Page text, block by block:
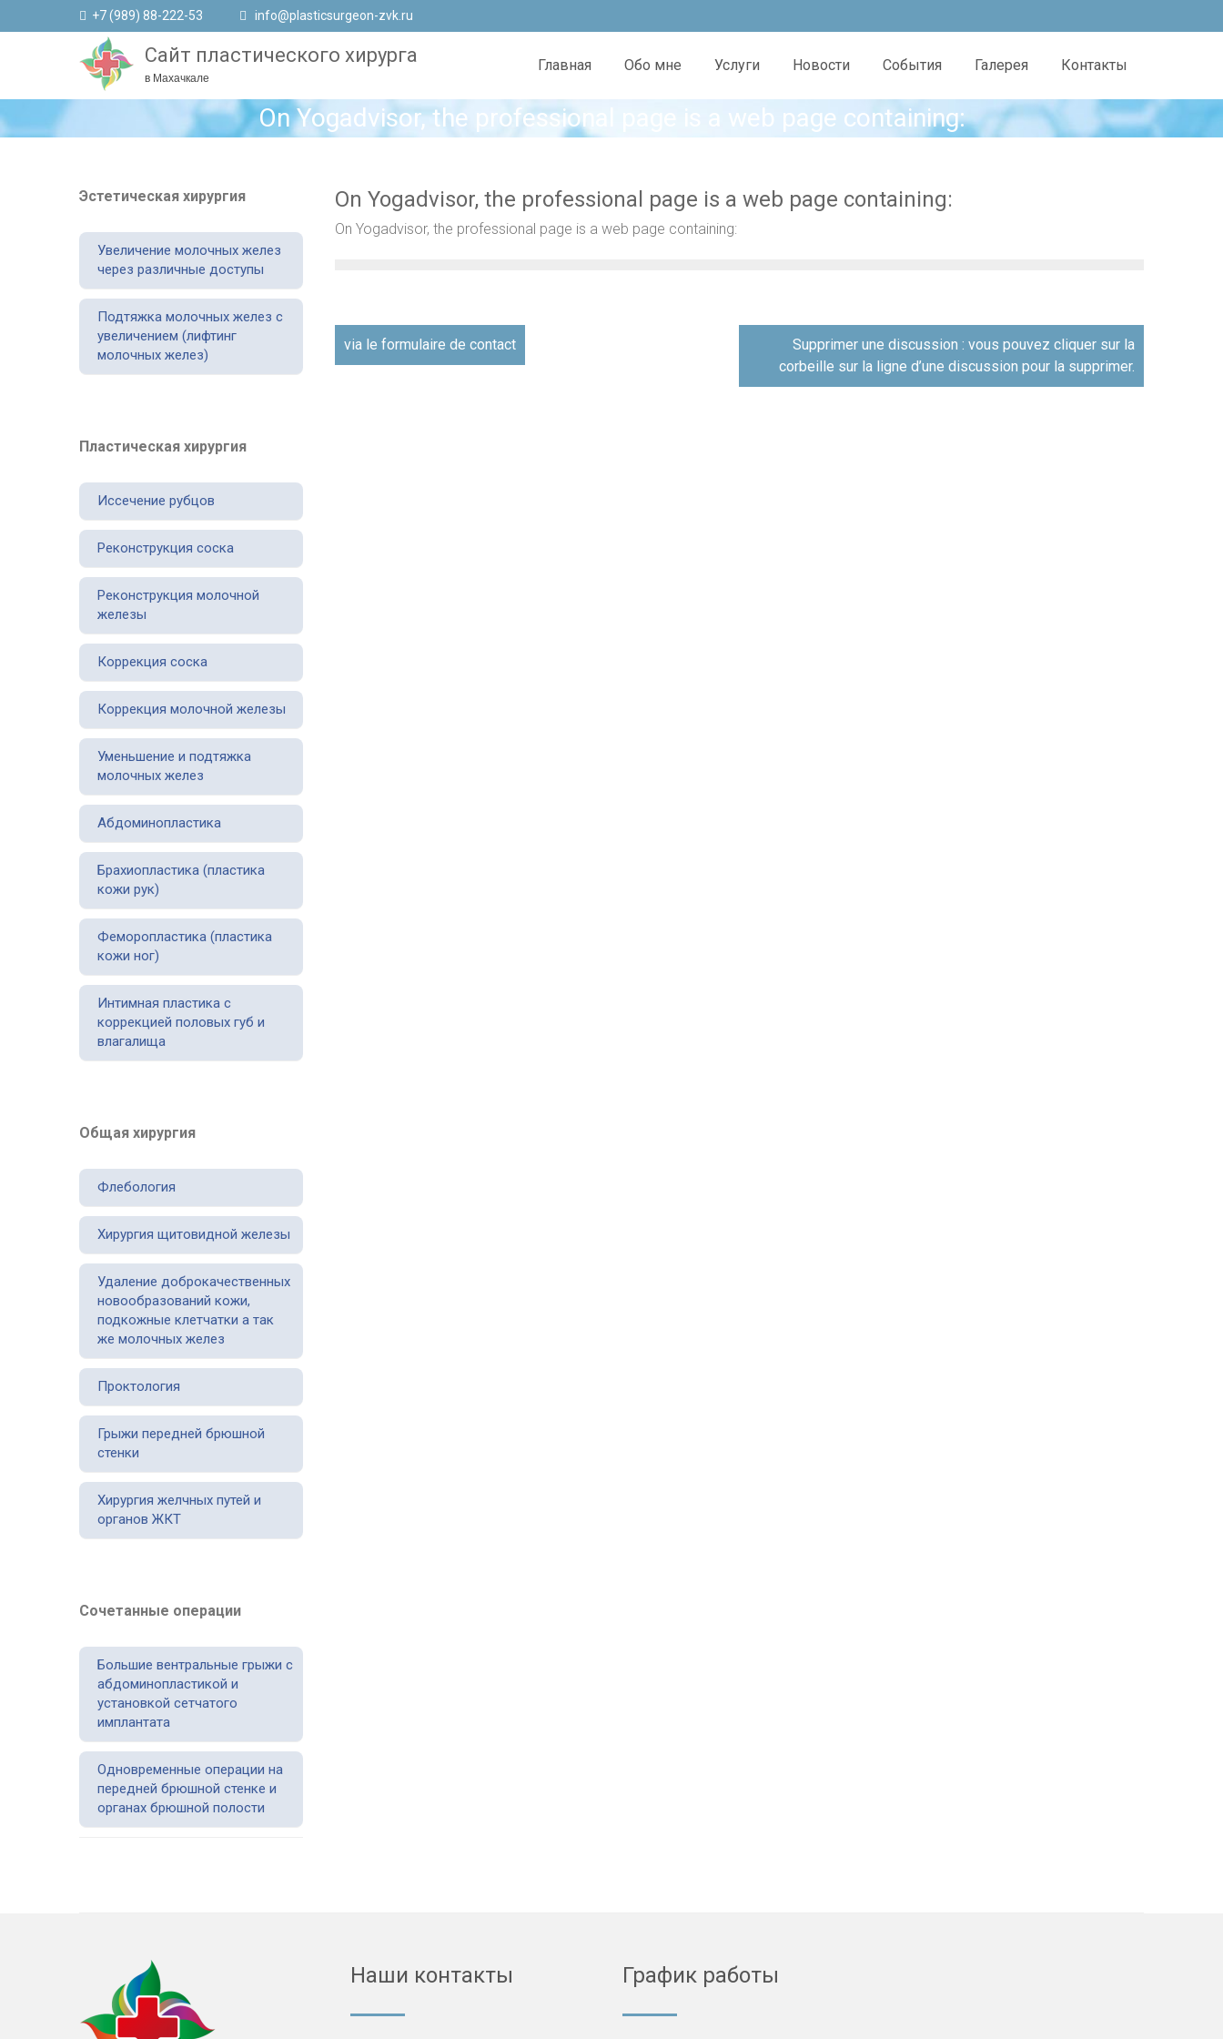
+7 (989) 88-222-53 info@plasticsurgeon-zvk.ru
Сайт пластического хирурга
в Махачкале
Главная Обо мне Услуги Новости События Галерея Контакты
On Yogadvisor, the professional page is a web page containing:
Эстетическая хирургия
Увеличение молочных желез
через различные доступы
Подтяжка молочных желез с
увеличением (лифтинг
молочных желез)
Пластическая хирургия
Иссечение рубцов
Реконструкция соска
Реконструкция молочной
железы
Коррекция соска
Коррекция молочной железы
Уменьшение и подтяжка
молочных желез
Абдоминопластика
Брахиопластика (пластика
кожи рук)
Феморопластика (пластика
кожи ног)
Интимная пластика с
коррекцией половых губ и
влагалища
Общая хирургия
Флебология
Хирургия щитовидной железы
Удаление доброкачественных
новообразований кожи,
подкожные клетчатки а так
же молочных желез
Проктология
Грыжи передней брюшной
стенки
Хирургия желчных путей и
органов ЖКТ
Сочетанные операции
Большие вентральные грыжи с
абдоминопластикой и
установкой сетчатого
имплантата
Одновременные операции на
передней брюшной стенке и
органах брюшной полости
On Yogadvisor, the professional page is a web page containing:
On Yogadvisor, the professional page is a web page containing:
Навигация
via le formulaire de contact
Supprimer une discussion : vous pouvez cliquer sur la
corbeille sur la ligne d’une discussion pour la supprimer.
Наши контакты График работы